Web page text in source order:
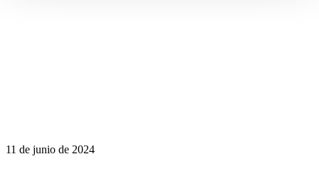
11 de junio de 2024